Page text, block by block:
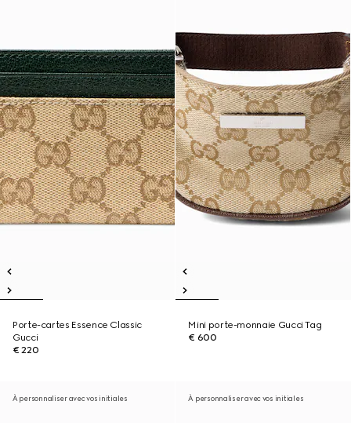
Porte-cartes Essence Classic
Gucci
€ 220
Mini porte-monnaie Gucci Tag
€ 600
À personnaliser avec vos initiales À personnaliser avec vos initiales